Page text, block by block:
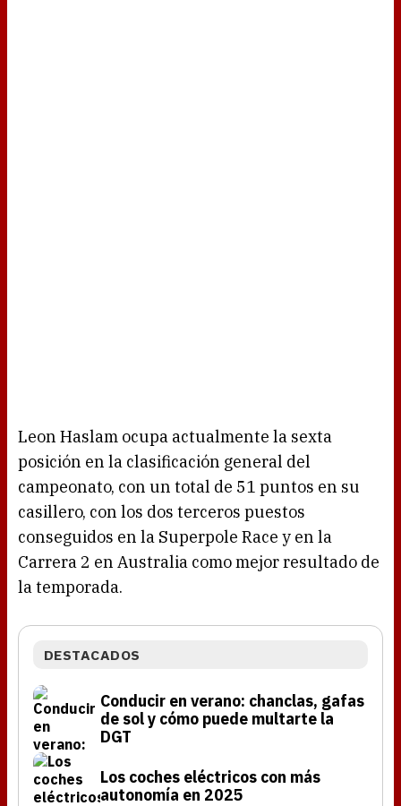
Leon Haslam ocupa actualmente la sexta
posición en la clasificación general del
campeonato, con un total de 51 puntos en su
casillero, con los dos terceros puestos
conseguidos en la Superpole Race y en la
Carrera 2 en Australia como mejor resultado de
la temporada.
DESTACADOS
Conducir en verano: chanclas, gafas
de sol y cómo puede multarte la
DGT
Los coches eléctricos con más
autonomía en 2025